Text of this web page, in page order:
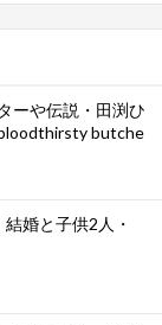
ーや伝説・田渕ひ
butche
婚と子供2人・